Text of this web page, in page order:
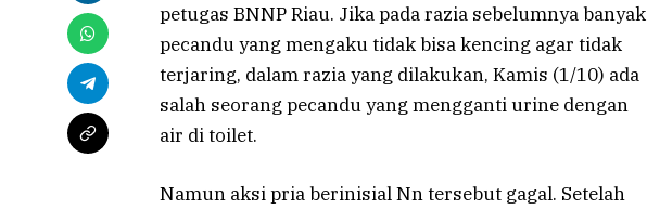
petugas BNNP Riau. Jika pada razia sebelumnya banyak
pecandu yang mengaku tidak bisa kencing agar tidak
terjaring, dalam razia yang dilakukan, Kamis (1/10) ada
salah seorang pecandu yang mengganti urine dengan
air di toilet.
Namun aksi pria berinisial Nn tersebut gagal. Setelah